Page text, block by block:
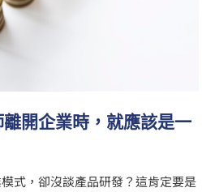
開企業時，就應該是一
式，卻沒談產品研發？這肯定要是